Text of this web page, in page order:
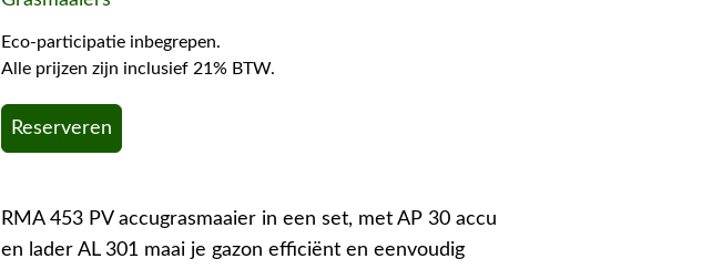
Eco-participatie inbegrepen.
Alle prijzen zijn inclusief 21% BTW.
Reserveren
RMA 453 PV accugrasmaaier in een set, met AP 30 accu
en lader AL 301 maai je gazon efficiënt en eenvoudig